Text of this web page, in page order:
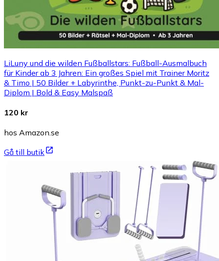
LiLuny und die wilden Fußballstars: Fußball-Ausmalbuch
für Kinder ab 3 Jahren: Ein großes Spiel mit Trainer Moritz
& Timo | 50 Bilder + Labyrinthe, Punkt-zu-Punkt & Mal-
Diplom | Bold & Easy Malspaß
120 kr
hos Amazon.se
Gå till butik